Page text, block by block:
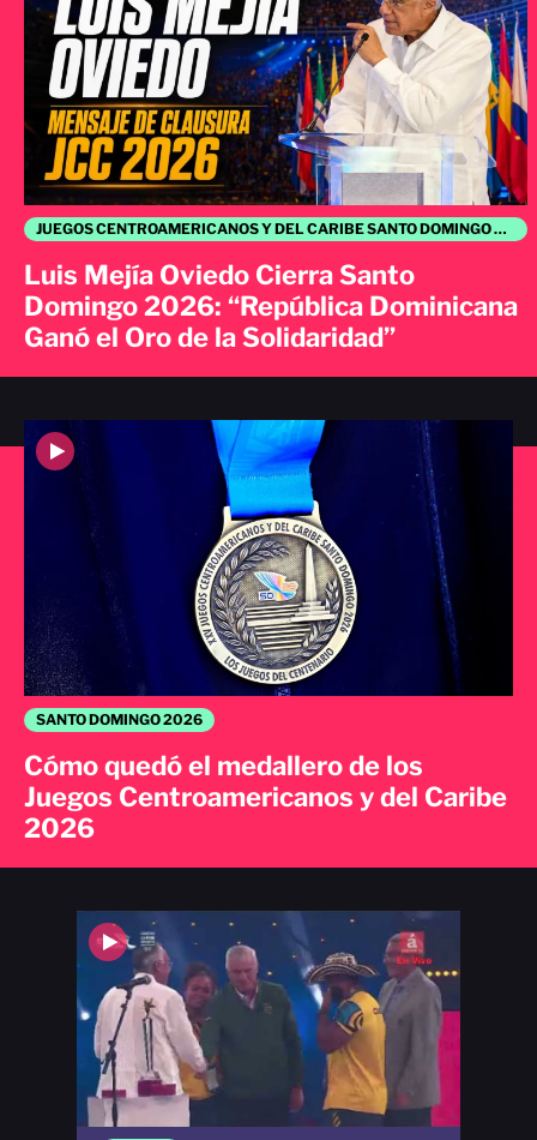
SANTO DOMINGO 2026
Cómo quedó el medallero de los
Juegos Centroamericanos y del Caribe
2026
JUEGOS CENTROAMERICANOS Y DEL CARIBE SANTO DOMINGO 2026
Luis Mejía Oviedo Cierra Santo
Domingo 2026: “República Dominicana
Ganó el Oro de la Solidaridad”